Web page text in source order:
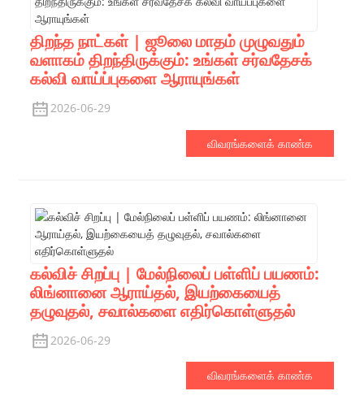
திறந்த நாட்கள் | ஜூலை மாதம் முழுவதும்
வளாகம் திறந்திருக்கும்: உங்கள் சர்வதேசக்
கல்வி வாய்ப்புகளை ஆராயுங்கள்
2026-06-29
விவரங்களைக் காண்க
கல்விச் சிறப்பு | மேல்நிலைப் பள்ளிப் பயணம்:
லிங்னானை ஆராய்தல், இயற்கையைத்
தழுவுதல், சவால்களை எதிர்கொள்ளுதல்
2026-06-29
விவரங்களைக் காண்க